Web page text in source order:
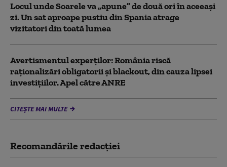
Locul unde Soarele va „apune” de două ori în aceeași
zi. Un sat aproape pustiu din Spania atrage
vizitatori din toată lumea
Avertismentul experților: România riscă
raționalizări obligatorii și blackout, din cauza lipsei
investițiilor. Apel către ANRE
CITEȘTE MAI MULTE
Recomandările redacţiei